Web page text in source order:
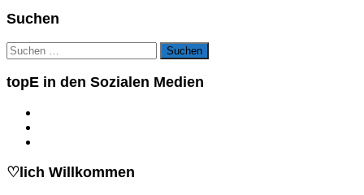
Suchen
Suchen
nach:
topE in den Sozialen Medien
♡lich Willkommen